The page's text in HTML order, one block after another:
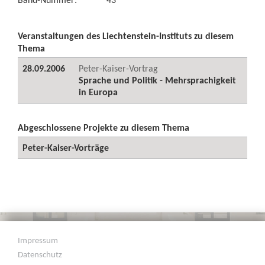
Veranstaltungen des Liechtenstein-Instituts zu diesem
Thema
28.09.2006
Peter-Kaiser-Vortrag
Sprache und Politik - Mehrsprachigkeit
in Europa
Abgeschlossene Projekte zu diesem Thema
Peter-Kaiser-Vorträge
Impressum
Datenschutz